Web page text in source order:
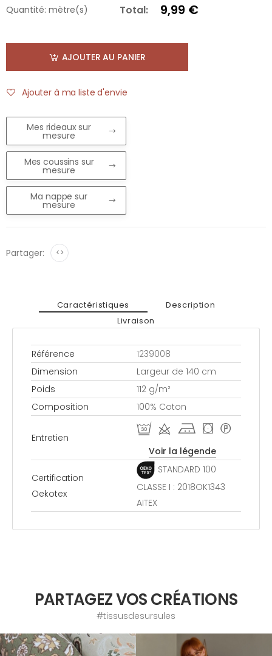
Quantité: mètre(s) Total: 9,99 €
AJOUTER AU PANIER
Ajouter à ma liste d'envie
Mes rideaux sur
mesure
Mes coussins sur
mesure
Ma nappe sur
mesure
Partager: <>
Caractéristiques
Description
Livraison
Référence
1239008
Dimension
Largeur de 140 cm
Poids
112 g/m²
Composition
100% Coton
Entretien
R d j ( *
Voir la légende
Certification
Oekotex
STANDARD 100
CLASSE I : 2018OK1343
AITEX
PARTAGEZ VOS CRÉATIONS
#tissusdesursules